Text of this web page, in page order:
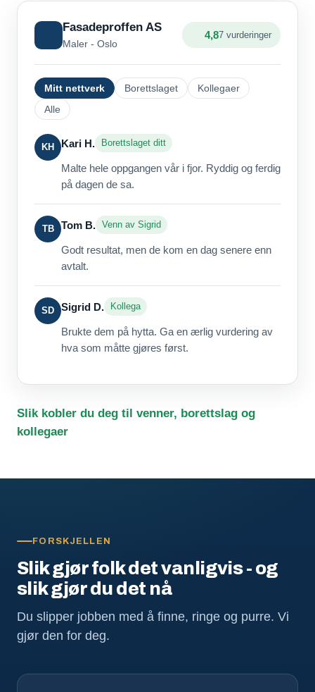
Fasadeproffen AS
Maler - Oslo
4,87 vurderinger
Mitt nettverk Borettslaget
Kollegaer
Alle
KH Kari H. Borettslaget ditt
Malte hele oppgangen vår i fjor. Ryddig og ferdig
på dagen de sa.
TB Tom B. Venn av Sigrid
Godt resultat, men de kom en dag senere enn
avtalt.
SD Sigrid D. Kollega
Brukte dem på hytta. Ga en ærlig vurdering av
hva som måtte gjøres først.
Slik kobler du deg til venner, borettslag og
kollegaer
FORSKJELLEN
Slik gjør folk det vanligvis - og
slik gjør du det nå
Du slipper jobben med å finne, ringe og purre. Vi
gjør den for deg.